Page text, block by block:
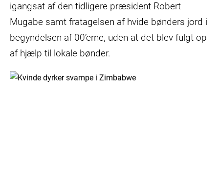
igangsat af den tidligere præsident Robert
Mugabe samt fratagelsen af hvide bønders jord i
begyndelsen af 00’erne, uden at det blev fulgt op
af hjælp til lokale bønder.